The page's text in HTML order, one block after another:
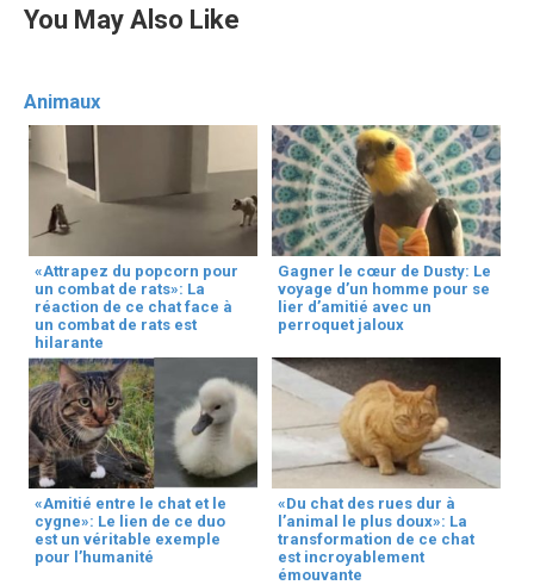
You May Also Like
Animaux
«Attrapez du popcorn pour
un combat de rats»: La
réaction de ce chat face à
un combat de rats est
hilarante
Gagner le cœur de Dusty: Le
voyage d’un homme pour se
lier d’amitié avec un
perroquet jaloux
«Amitié entre le chat et le
cygne»: Le lien de ce duo
est un véritable exemple
pour l’humanité
«Du chat des rues dur à
l’animal le plus doux»: La
transformation de ce chat
est incroyablement
émouvante